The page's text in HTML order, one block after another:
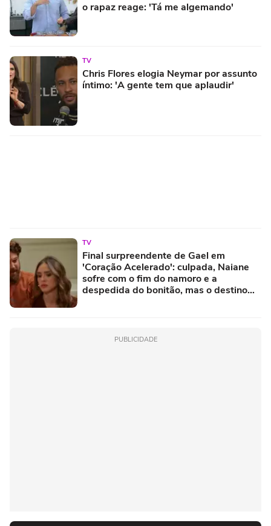
o rapaz reage: 'Tá me algemando'
TV
Chris Flores elogia Neymar por assunto
íntimo: 'A gente tem que aplaudir'
TV
Final surpreendente de Gael em
'Coração Acelerado': culpada, Naiane
sofre com o fim do namoro e a
despedida do bonitão, mas o destino
PUBLICIDADE